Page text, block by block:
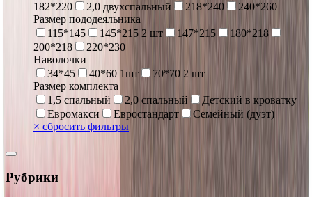
182*220
2,0 двухспальный 218*240
240*260
Размер пододеяльника
115*145
145*215 2 шт 147*215
180*218
200*218
220*230
Наволочки
34*45
40*60 1шт
70*70 2 шт
Размер комплекта
1,5 спальный
2,0 спальный
Детский в кроватку
Евромакси
Евростандарт
Семейный (дуэт)
× сбросить фильтры
Рубрики